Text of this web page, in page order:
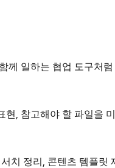
께 일하는 협업 도구처
, 참고해야 할 파일을
치 정리, 콘텐츠 템플릿